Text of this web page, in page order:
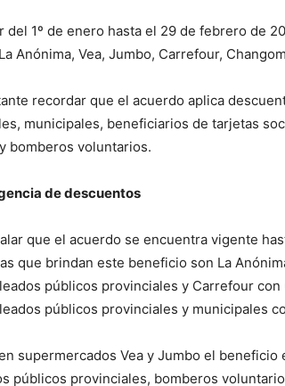
del 1º de enero hasta el 29 de febrero de
Anónima, Vea, Jumbo, Carrefour,
recordar que el acuerdo aplica
municipales, beneficiarios de tarjetas
bomberos voluntarios.
de descuentos
que el acuerdo se encuentra vigente
que brindan este beneficio son La
públicos provinciales y Carrefour
públicos provinciales y municipales
supermercados Vea y Jumbo el beneficio
públicos provinciales, bomberos